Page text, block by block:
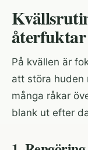
återfuktar
På kvällen är
att störa huden
många råkar
blank ut efter